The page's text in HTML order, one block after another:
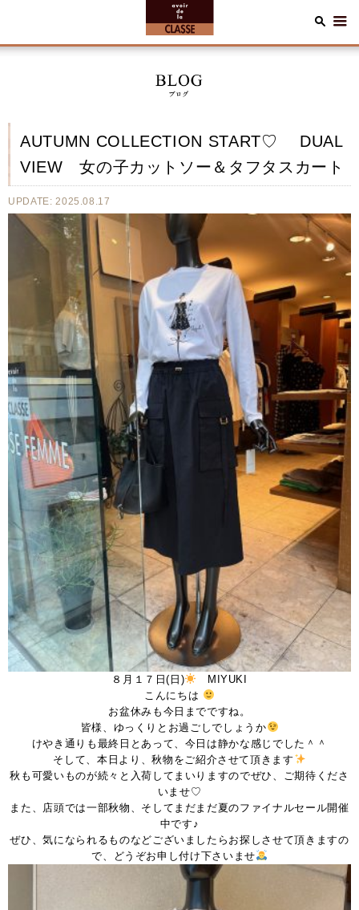
AUTUMN COLLECTION START♡ DUAL
VIEW 女の子カットソー＆タフタスカート
UPDATE: 2025.08.17
８月１７日(日)
MIYUKI
こんにちは
お盆休みも今日までですね。
皆様、ゆっくりとお過ごしでしょうか
けやき通りも最終日とあって、今日は静かな感じでした＾＾
そして、本日より、秋物をご紹介させて頂きます
秋も可愛いものが続々と入荷してまいりますのでぜひ、ご期待くださ
いませ♡
また、店頭では一部秋物、そしてまだまだ夏のファイナルセール開催
中です♪
ぜひ、気になられるものなどございましたらお探しさせて頂きますの
で、どうぞお申し付け下さいませ